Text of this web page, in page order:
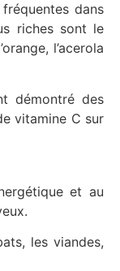
dans
riches sont le
l’acerola
démontré des
vitamine C sur
et au
les viandes,